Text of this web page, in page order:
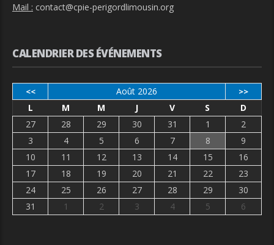
Mail : contact@cpie-perigordlimousin.org
CALENDRIER DES ÉVÉNEMENTS
<< Août 2026 >>
L M M J V S
D
27
28 29 30 31 1
2
3
4 5 6 7 8
9
10
11 12 13 14 15
16
17
18 19 20 21 22
23
24
25 26 27 28 29
30
31
1 2 3 4 5 6